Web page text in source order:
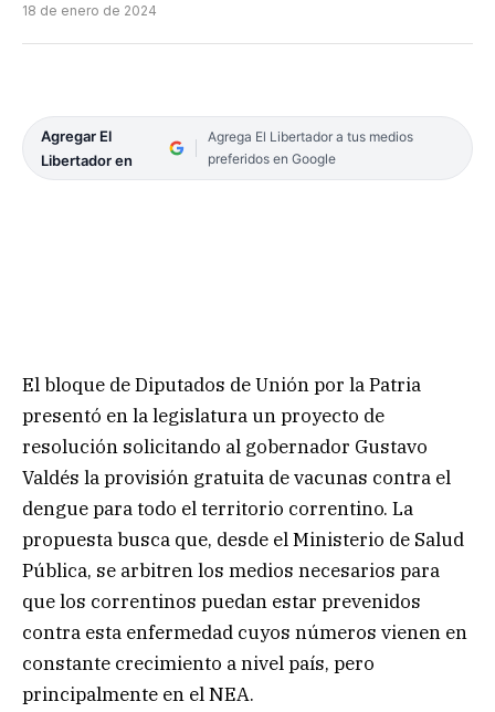
18 de enero de 2024
Agregar El
Libertador en
Agrega El Libertador a tus medios
preferidos en Google
El bloque de Diputados de Unión por la Patria
presentó en la legislatura un proyecto de
resolución solicitando al gobernador Gustavo
Valdés la provisión gratuita de vacunas contra el
dengue para todo el territorio correntino. La
propuesta busca que, desde el Ministerio de Salud
Pública, se arbitren los medios necesarios para
que los correntinos puedan estar prevenidos
contra esta enfermedad cuyos números vienen en
constante crecimiento a nivel país, pero
principalmente en el NEA.